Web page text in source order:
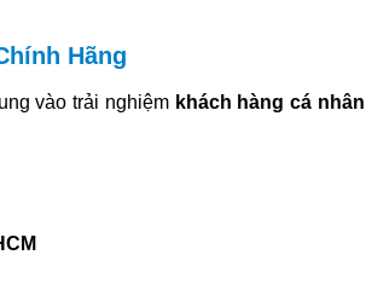
Hãng
vào trải nghiệm khách hàng cá nhân